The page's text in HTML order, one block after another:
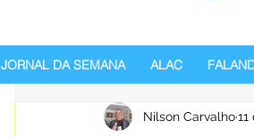
JORNAL DA SEMANA ALAC
Nilson Carvalho